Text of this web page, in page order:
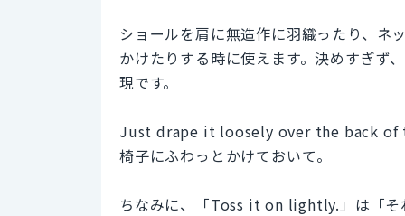
ショールを肩に無造作に羽織ったり、ネ
かけたりする時に使えます。決めすぎず
現です。
Just drape it loosely over the back of
椅子にふわっとかけておいて。
ちなみに、「Toss it on lightly.」は「そ